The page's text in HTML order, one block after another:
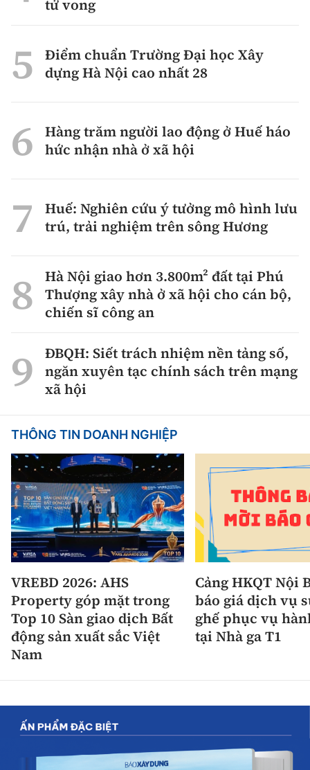
tử vong
Điểm chuẩn Trường Đại học Xây
dựng Hà Nội cao nhất 28
Hàng trăm người lao động ở Huế háo
hức nhận nhà ở xã hội
Huế: Nghiên cứu ý tưởng mô hình lưu
trú, trải nghiệm trên sông Hương
Hà Nội giao hơn 3.800m² đất tại Phú
Thượng xây nhà ở xã hội cho cán bộ,
chiến sĩ công an
ĐBQH: Siết trách nhiệm nền tảng số,
ngăn xuyên tạc chính sách trên mạng
xã hội
THÔNG TIN DOANH NGHIỆP
VREBD 2026: AHS
Property góp mặt trong
Top 10 Sàn giao dịch Bất
động sản xuất sắc Việt
Nam
Cảng HKQT Nội
báo giá dịch vụ
ghế phục vụ
tại Nhà ga T1